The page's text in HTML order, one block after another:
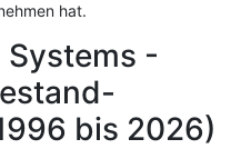
hat.
Systems -
bis 2026)